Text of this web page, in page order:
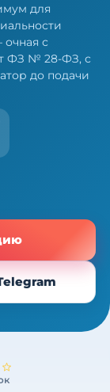
для
с
ФЗ № 28-ФЗ, с
до подачи